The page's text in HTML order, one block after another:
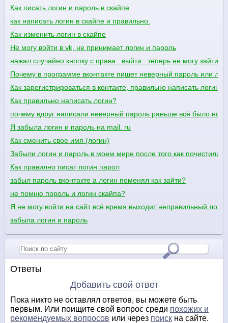
Как писать логин и пароль в скайпе
как написать логин в скайпе и правильно.
Как изменить логин в скайпе
Не могу войти в vk, не принимает логин и пароль
нажал случайно кнопку с права ..выйти.. теперь не могу
Почему в программе вконтакте пишет неверный пароль или
Как зарегистрироваться в контакте, правильно написать логин
Как правильно написать логин?
почему вдруг написали неверный пароль раньше всё было
Я забыла логин и пароль на mail. ru
Как сменить свое имя (логин)
Забыли логин и пароль в моем мире после того как почистили
Как правилно писат логин парол
забыл пароль вконтакте а логин поменял как зайти?
не помню пороль и логин скайпа?
Я не могу войти на сайт всё время выходит неправильный
забыла логин и пароль
Ответы
Добавить свой ответ
Пока никто не оставлял ответов, вы можете быть
первым. Или поищите свой вопрос среди похожих и
рекомендуемых вопросов или через поиск на сайте.